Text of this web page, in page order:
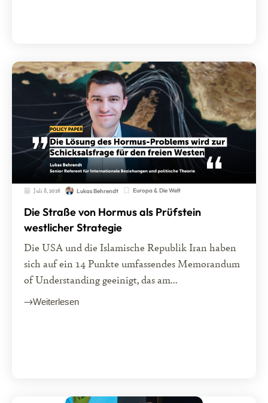
Juli 8, 2026 Lukas Behrendt Europa & Die Welt
Die Straße von Hormus als Prüfstein
westlicher Strategie
Die USA und die Islamische Republik Iran haben
sich auf ein 14 Punkte umfassendes Memorandum
of Understanding geeinigt, das am...
Weiterlesen